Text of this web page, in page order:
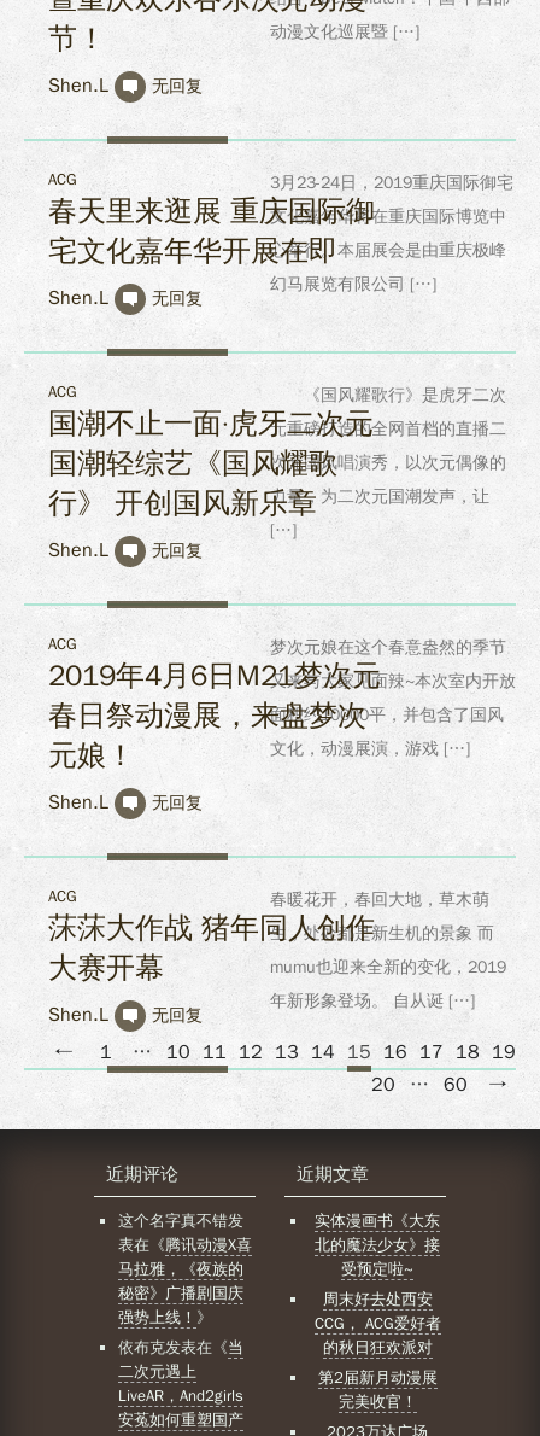
节！
Shen.L 无回复
动漫文化巡展暨 […]
ACG
春天里来逛展 重庆国际御
宅文化嘉年华开展在即
Shen.L 无回复
3月23-24日，2019重庆国际御宅
文化嘉年华将在重庆国际博览中
心举行。本届展会是由重庆极峰
幻马展览有限公司 […]
ACG
国潮不止一面·虎牙二次元
国潮轻综艺《国风耀歌
行》 开创国风新乐章
Shen.L 无回复
《国风耀歌行》是虎牙二次
元重磅打造的全网首档的直播二
次元国风唱演秀，以次元偶像的
力量，为二次元国潮发声，让
[…]
ACG
2019年4月6日M21梦次元
春日祭动漫展，来盘梦次
元娘！
Shen.L 无回复
梦次元娘在这个春意盎然的季节
又来与大家见面辣~本次室内开放
面积约10000平，并包含了国风
文化，动漫展演，游戏 […]
ACG
莯莯大作战 猪年同人创作
大赛开幕
Shen.L 无回复
春暖花开，春回大地，草木萌
生，处处都是新生机的景象 而
mumu也迎来全新的变化，2019
年新形象登场。 自从诞 […]
← 1 … 10 11 12 13 14 15 16 17 18 19
20
… 60 →
近期评论
这个名字真不错发
表在《腾讯动漫X喜
马拉雅，《夜族的
秘密》广播剧国庆
强势上线！ 》
依布克发表在《当
二次元遇上
LiveAR，And2girls
安菟如何重塑国产
近期文章
实体漫画书《大东
北的魔法少女》接
受预定啦~
周末好去处西安
CCG， ACG爱好者
的秋日狂欢派对
第2届新月动漫展
完美收官！
2023万达广场